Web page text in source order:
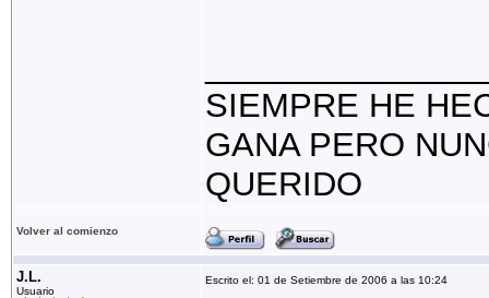
SIEMPRE HE
GANA PERO
QUERIDO
Volver al comienzo
J.L.
Usuario
Escrito el: 01 de Setiembre de 2006 a las 10:24